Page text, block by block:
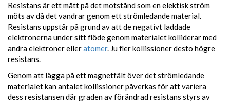
Resistans är ett mått på det motstånd som en elektisk ström
möts av då det vandrar genom ett strömledande material.
Resistans uppstår på grund av att de negativt laddade
elektronerna under sitt flöde genom materialet kolliderar med
andra elektroner elleratomer. Ju fler kollissioner desto högre
resistans.
Genom att lägga på ett magnetfält över det strömledande
materialet kan antalet kollissioner påverkas för att variera
dess resistansen där graden av förändrad resistans styrs av